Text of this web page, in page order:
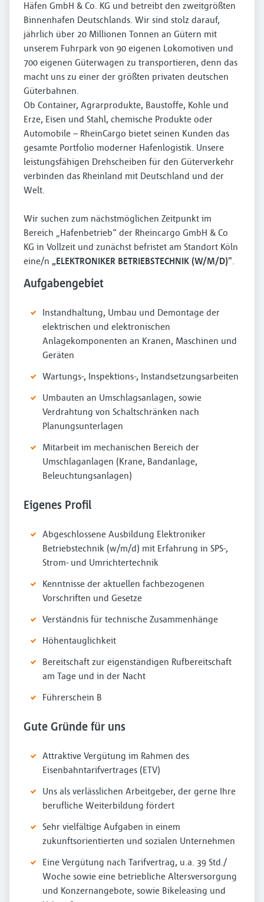
Häfen GmbH & Co. KG und betreibt den zweitgrößten
Binnenhafen Deutschlands. Wir sind stolz darauf,
jährlich über 20 Millionen Tonnen an Gütern mit
unserem Fuhrpark von 90 eigenen Lokomotiven und
700 eigenen Güterwagen zu transportieren, denn das
macht uns zu einer der größten privaten deutschen
Güterbahnen.
Ob Container, Agrarprodukte, Baustoffe, Kohle und
Erze, Eisen und Stahl, chemische Produkte oder
Automobile – RheinCargo bietet seinen Kunden das
gesamte Portfolio moderner Hafenlogistik. Unsere
leistungsfähigen Drehscheiben für den Güterverkehr
verbinden das Rheinland mit Deutschland und der
Welt.
Wir suchen zum nächstmöglichen Zeitpunkt im
Bereich „Hafenbetrieb“ der Rheincargo GmbH & Co
KG in Vollzeit und zunächst befristet am Standort Köln
eine/n „ELEKTRONIKER BETRIEBSTECHNIK (W/M/D)".
Aufgabengebiet
Instandhaltung, Umbau und Demontage der
elektrischen und elektronischen
Anlagekomponenten an Kranen, Maschinen und
Geräten
Wartungs-, Inspektions-, Instandsetzungsarbeiten
Umbauten an Umschlagsanlagen, sowie
Verdrahtung von Schaltschränken nach
Planungsunterlagen
Mitarbeit im mechanischen Bereich der
Umschlaganlagen (Krane, Bandanlage,
Beleuchtungsanlagen)
Eigenes Profil
Abgeschlossene Ausbildung Elektroniker
Betriebstechnik (w/m/d) mit Erfahrung in SPS-,
Strom- und Umrichtertechnik
Kenntnisse der aktuellen fachbezogenen
Vorschriften und Gesetze
Verständnis für technische Zusammenhänge
Höhentauglichkeit
Bereitschaft zur eigenständigen Rufbereitschaft
am Tage und in der Nacht
Führerschein B
Gute Gründe für uns
Attraktive Vergütung im Rahmen des
Eisenbahntarifvertrages (ETV)
Uns als verlässlichen Arbeitgeber, der gerne Ihre
berufliche Weiterbildung fördert
Sehr vielfältige Aufgaben in einem
zukunftsorientierten und sozialen Unternehmen
Eine Vergütung nach Tarifvertrag, u.a. 39 Std./
Woche sowie eine betriebliche Altersversorgung
und Konzernangebote, sowie Bikeleasing und